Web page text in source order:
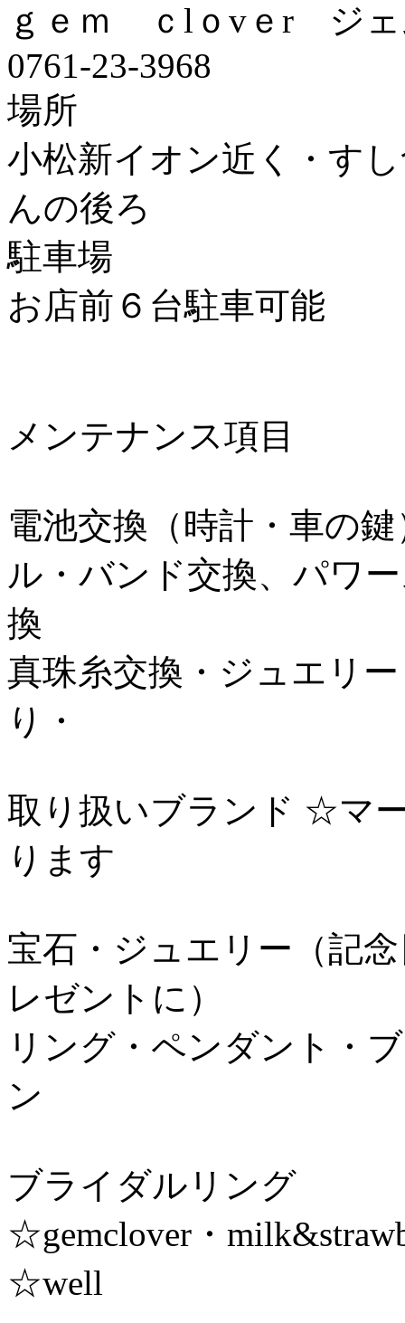
ｇｅｍ ｃlｏvｅr ジ
0761-23-3968
場所
小松新イオン近く・す
んの後ろ
駐車場
お店前６台駐車可能
メンテナンス項目
電池交換（時計・車の
ル・バンド交換、パワ
換
真珠糸交換・ジュエリ
り・
取り扱いブランド ☆マ
ります
宝石・ジュエリー（記
レゼントに）
リング・ペンダント・
ン
ブライダルリング
☆gemclover・
☆well